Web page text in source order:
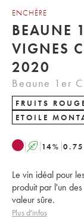
ENCHÈRE
BEAUNE
VIGNES
2020
Beaune 1er
FRUITS
ETOILE
A 14% 0.75
Le vin idéal pour
produit par l'un
valeur sûre.
Plus d'infos